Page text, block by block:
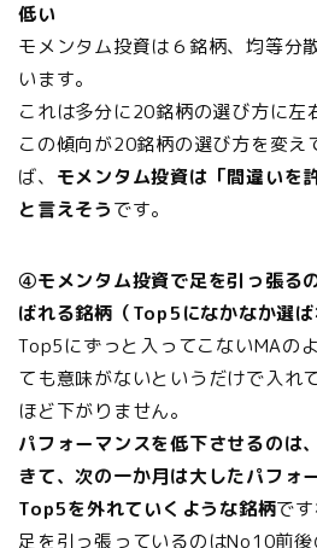
低い
モメンタム投資は６銘柄、均等分
います。
これは多分に20銘柄の選び方に左
この傾向が20銘柄の選び方を変え
ば、 モメンタム投資は「間違いを
と言えそうです。
④モメンタム投資で足を引っ張る
ばれる銘柄（Top5になかなか選ば
Top5にずっと入ってこないMAの
ても意味がないというだけで入れ
ほど下がりません。
パフォーマンスを低下させるのは
きて、次の一か月は大したパフォ
Top5を外れていくような銘柄で
足を引っ張っているのはNo10前後